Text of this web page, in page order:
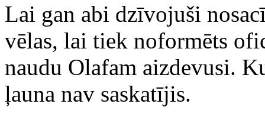
Lai gan abi dzīvojuši
vēlas, lai tiek noformēts
naudu Olafam aizdevusi.
ļauna nav saskatījis.